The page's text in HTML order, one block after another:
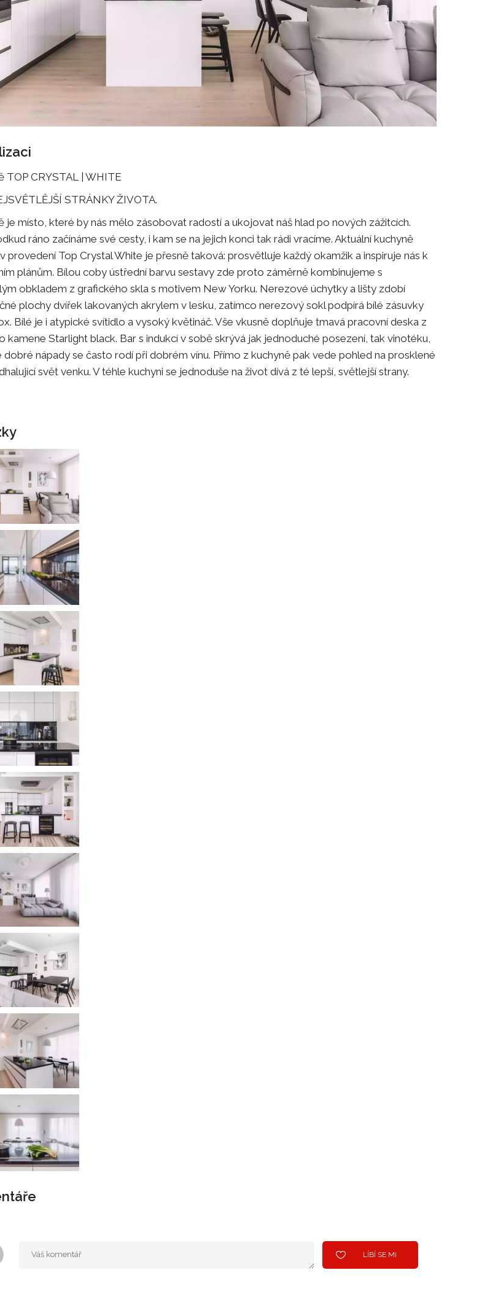
TOP CRYSTAL | WHITE
STRÁNKY ŽIVOTA.
je místo, které by nás mělo zásobovat radostí a ukojovat náš hlad po nových zážitcích.
ráno začínáme své cesty, i kam se na jejich konci tak rádi vracíme. Aktuální kuchyně
provedení Top Crystal White je přesně taková: prosvětluje každý okamžik a inspiruje nás k
plánům. Bílou coby ústřední barvu sestavy zde proto záměrně kombinujeme s
obkladem z grafického skla s motivem New Yorku. Nerezové úchytky a lišty zdobí
plochy dvířek lakovaných akrylem v lesku, zatímco nerezový sokl podpírá bílé zásuvky
Bílé je i atypické svítidlo a vysoký květináč. Vše vkusně doplňuje tmavá pracovní deska z
kamene Starlight black. Bar s indukcí v sobě skrývá jak jednoduché posezení, tak vinotéku,
nápady se často rodí při dobrém vínu. Přímo z kuchyně pak vede pohled na prosklené
svět venku. V téhle kuchyni se jednoduše na život dívá z té lepší, světlejší strany.
LÍBÍ SE MI